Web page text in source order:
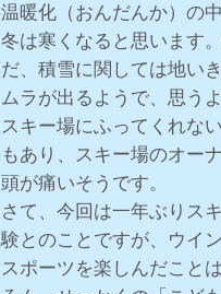
温暖化（おんだんか）の
冬は寒くなると思います
だ、積雪に関しては地い
ムラが出るようで、思う
スキー場にふってくれな
もあり、スキー場のオー
頭が痛いそうです。
さて、今回は一年ぶりス
験とのことですが、ウイ
スポーツを楽しんだこと